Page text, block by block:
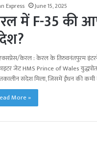
Express June 15, 2025
में F-35 की
केरल : केरल के तिरुवनंतपुरम
जेट HMS Prince of Wales युद्धपोत
संदेश मिला, जिसमें ईंधन की कमी
More »